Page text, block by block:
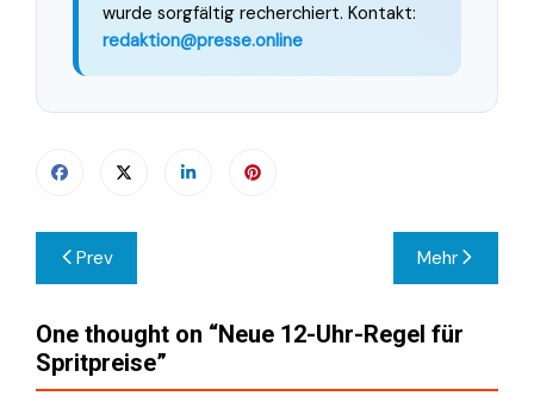
wurde sorgfältig recherchiert. Kontakt:
redaktion@presse.online
Beitragsnavigation
Prev Mehr
One thought on “Neue 12-Uhr-Regel für
Spritpreise”